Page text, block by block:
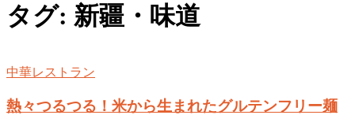
タグ: 新疆・味道
中華レストラン
熱々つるつる！米から生まれたグルテンフリー麺